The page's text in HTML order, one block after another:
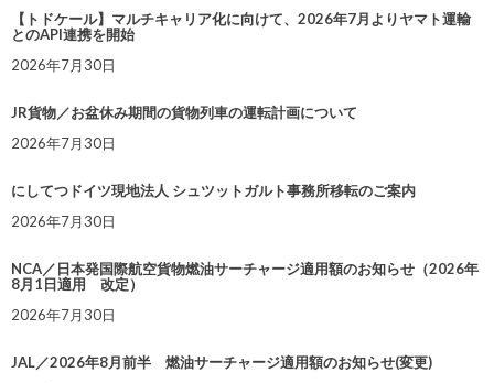
【トドケール】マルチキャリア化に向けて、2026年7月よりヤマト運輸
とのAPI連携を開始
2026年7月30日
JR貨物／お盆休み期間の貨物列車の運転計画について
2026年7月30日
にしてつドイツ現地法人 シュツットガルト事務所移転のご案内
2026年7月30日
NCA／日本発国際航空貨物燃油サーチャージ適用額のお知らせ（2026年
8月1日適用 改定）
2026年7月30日
JAL／2026年8月前半 燃油サーチャージ適用額のお知らせ(変更)